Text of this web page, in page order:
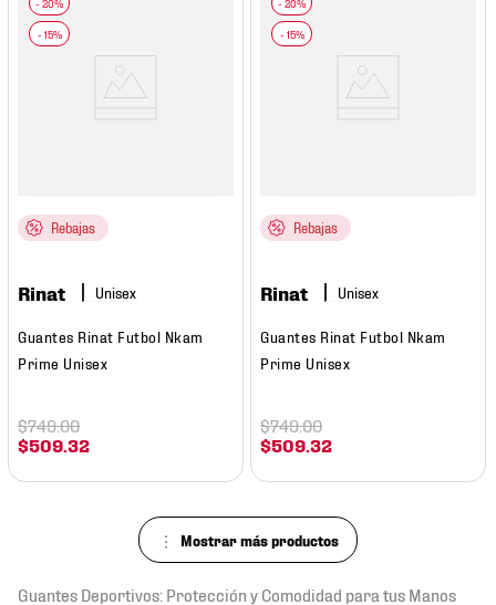
Rebajas
Rinat
Guantes Rinat Futbol Nkam
Prime Unisex
$509 .32
$749.00
Rebajas
Rinat
Guantes Rinat Futbol Nkam
Prime Unisex
$509 .32
$749.00
Guantes Deportivos: Protección y Comodidad para tus Manos